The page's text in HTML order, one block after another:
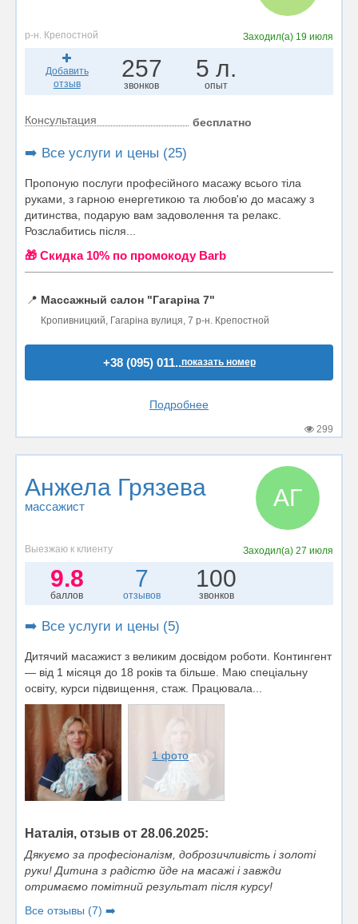
р-н. Крепостной Заходил(а) 19 июля
Добавить
отзыв
257
звонков
5 л.
опыт
Консультация бесплатно
➡️ Все услуги и цены (25)
Пропоную послуги професійного масажу всього тіла
руками, з гарною енергетикою та любов'ю до масажу з
дитинства, подарую вам задоволення та релакс.
Розслабитись після...
🎁 Cкидка 10% по промокоду Barb
📍 Массажный салон "Гагаріна 7"
Кропивницкий, Гагаріна вулиця, 7 р-н. Крепостной
+38 (095) 011..показать номер
Подробнее
299
Анжела Грязева
массажист АГ
Выезжаю к клиенту Заходил(а) 27 июля
9.8
баллов
7
отзывов
100
звонков
➡️ Все услуги и цены (5)
Дитячий масажист з великим досвідом роботи. Контингент
— від 1 місяця до 18 років та більше. Маю спеціальну
освіту, курси підвищення, стаж. Працювала...
1 фото
Наталія, отзыв от 28.06.2025:
Дякуємо за професіоналізм, доброзичливість і золоті
руки! Дитина з радістю йде на масажі і завжди
отримаємо помітний результат після курсу!
Все отзывы (7) ➡️